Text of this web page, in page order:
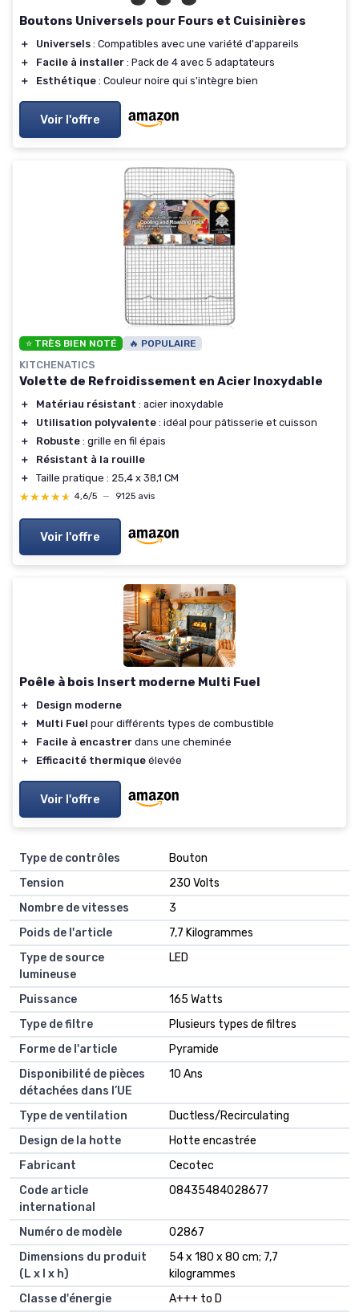
Boutons Universels pour Fours et Cuisinières
＋ Universels : Compatibles avec une variété d'appareils
＋
Facile à installer : Pack de 4 avec 5 adaptateurs
＋
Esthétique : Couleur noire qui s'intègre bien
Voir l'offre
⭐ TRÈS BIEN NOTÉ 🔥 POPULAIRE
KITCHENATICS
Volette de Refroidissement en Acier Inoxydable
＋ Matériau résistant : acier inoxydable
＋
Utilisation polyvalente : idéal pour pâtisserie et cuisson
＋
Robuste : grille en fil épais
＋
Résistant à la rouille
＋
Taille pratique : 25,4 x 38,1 CM
★★★★★
★★★★★ 4,6/5 — 9125 avis
Voir l'offre
Poêle à bois Insert moderne Multi Fuel
＋
Design moderne
＋
Multi Fuel pour différents types de combustible
＋
Facile à encastrer dans une cheminée
＋
Efficacité thermique élevée
Voir l'offre
Type de contrôles
‎Bouton
Tension
‎230 Volts
Nombre de vitesses
‎3
Poids de l'article
‎7,7 Kilogrammes
Type de source
lumineuse
‎LED
Puissance
‎165 Watts
Type de filtre
‎Plusieurs types de filtres
Forme de l'article
‎Pyramide
Disponibilité de pièces
détachées dans l’UE
‎10 Ans
Type de ventilation
‎Ductless/Recirculating
Design de la hotte
‎Hotte encastrée
Fabricant
‎Cecotec
Code article
international
‎08435484028677
Numéro de modèle
‎02867
Dimensions du produit
(L x l x h)
‎54 x 180 x 80 cm; 7,7
kilogrammes
Classe d'énergie
‎A+++ to D